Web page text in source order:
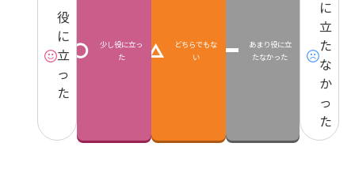
役
に
立
っ
た
少し役に立っ
た
どちらでもな
い
あまり役に立
たなかった
に
立
た
な
か
っ
た